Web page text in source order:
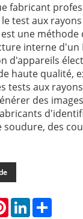
fabricant
test aux
est une
interne d'un
d'appareils
haute qualité,
tests aux
des
soudure, des
PinterestLinkedIn